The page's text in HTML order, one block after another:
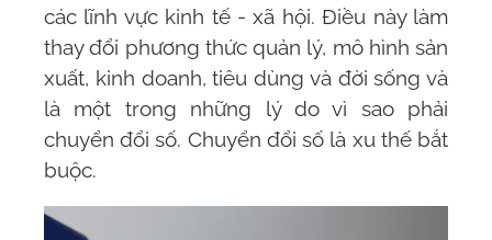
các lĩnh vực kinh tế - xã hội. Điều này làm
thay đổi phương thức quản lý, mô hình sản
xuất, kinh doanh, tiêu dùng và đời sống và
là một trong những lý do vì sao phải
chuyển đổi số. Chuyển đổi số là xu thế bắt
buộc.